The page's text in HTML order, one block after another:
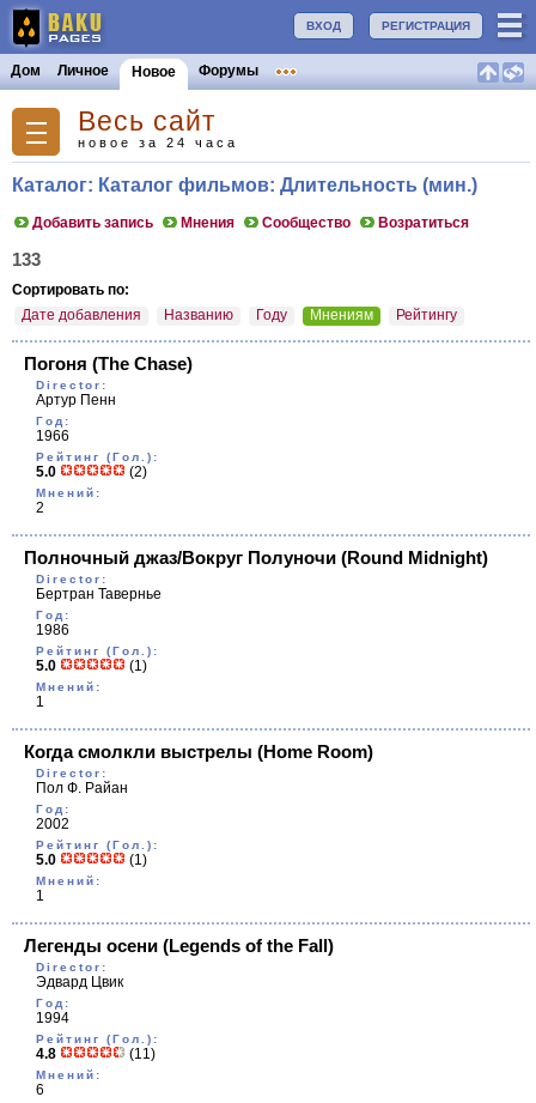
РЕГИСТРАЦИЯ
ВХОД
Дом Личное Новое Форумы
Весь сайт
новое за 24 часа
Каталог: Каталог фильмов: Длительность (мин.)
Добавить запись Мнения Сообщество Возратиться
133
Сортировать по:
Дате добавления
Названию Году Мнениям Рейтингу
Погоня (The Chase)
Director:
Артур Пенн
Год:
1966
Рейтинг (Гол.):
5.0 (2)
Мнений:
2
Полночный джаз/Вокруг Полуночи (Round Midnight)
Director:
Бертран Тавернье
Год:
1986
Рейтинг (Гол.):
5.0 (1)
Мнений:
1
Когда смолкли выстрелы (Home Room)
Director:
Пол Ф. Райан
Год:
2002
Рейтинг (Гол.):
5.0 (1)
Мнений:
1
Легенды осени (Legends of the Fall)
Director:
Эдвард Цвик
Год:
1994
Рейтинг (Гол.):
4.8 (11)
Мнений:
6